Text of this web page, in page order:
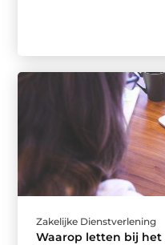
Zakelijke Dienstverlening
Waarop letten bij